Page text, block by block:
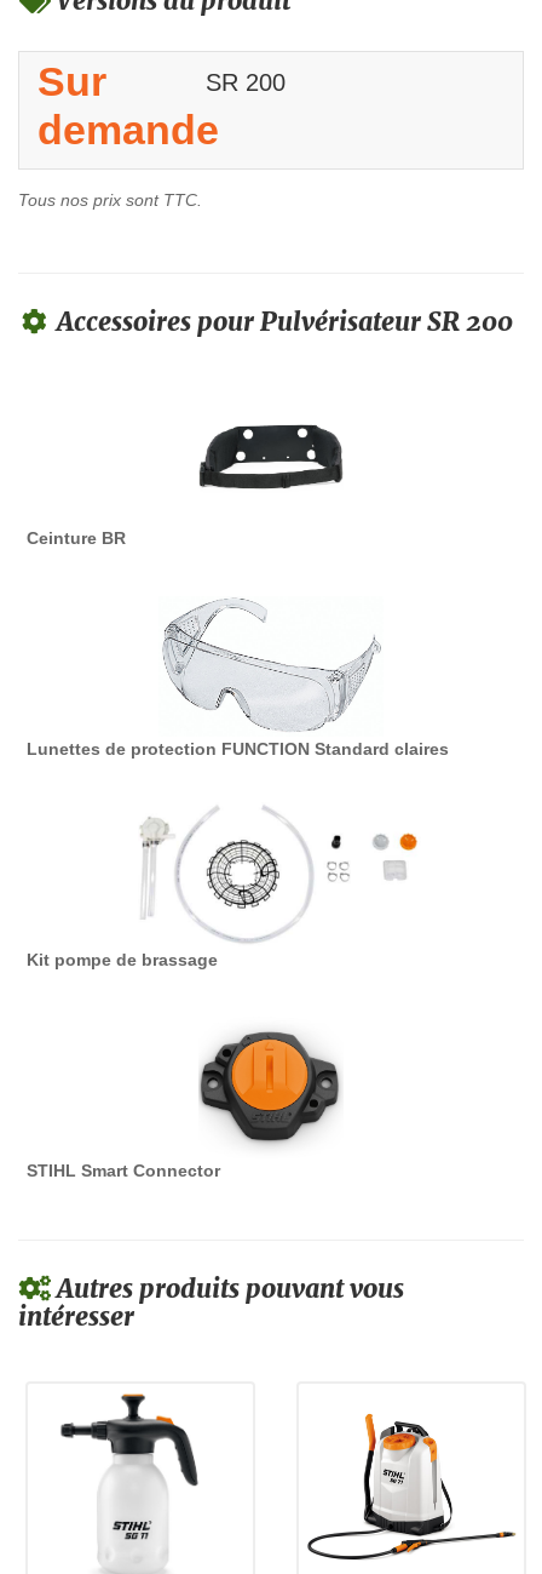
Sur
demande
SR 200
Tous nos prix sont TTC.
Accessoires pour Pulvérisateur SR 200
Ceinture BR
Lunettes de protection FUNCTION Standard claires
Kit pompe de brassage
STIHL Smart Connector
Autres produits pouvant vous
intéresser